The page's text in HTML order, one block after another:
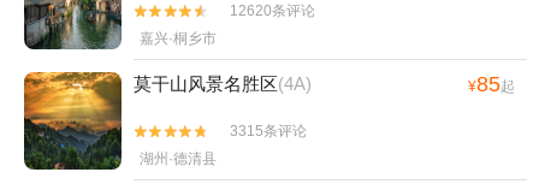


12620条评论
嘉兴·桐乡市
莫干山风景名胜区(4A) ¥85起


3315条评论
湖州·德清县